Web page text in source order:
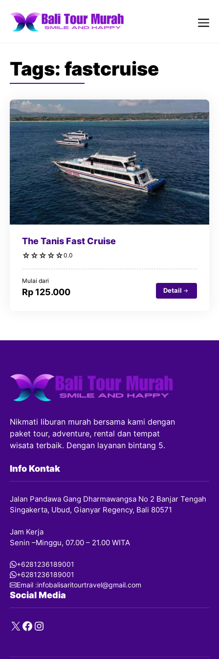
content
Tags: fastcruise
The Tanis Fast Cruise
☆ ☆ ☆ ☆ ☆0.0
Mulai dari
Rp 125.000 Detail
Nikmati liburan murah bersama kami dengan
paket tour, adventure, rental dan tempat
wisata terbaik. Dengan layanan bintang 5.
Info Kontak
Jalan Pandawa Gang Dharmawangsa No 2 Banjar Tengah
Singakerta, Ubud, Gianyar Regency, Bali 80571
Jam Kerja
Senin –Minggu, 07.00 – 21.00 WITA
+6281236189001
+6281236189001
Email :infobalisaritourtravel@gmail.com
Social Media
X Facebook
Instagram